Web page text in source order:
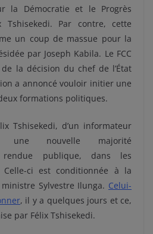
la Démocratie et le Progrès
Tshisekedi. Par contre, cette
un coup de massue pour la
par Joseph Kabila. Le FCC
la décision du chef de l’État
a annoncé vouloir initier une
formations politiques.
Tshisekedi, d’un informateur
une nouvelle majorité
rendue publique, dans les
Celle-ci est conditionnée à la
Sylvestre Ilunga. Celui-
, il y a quelques jours et ce,
par Félix Tshisekedi.